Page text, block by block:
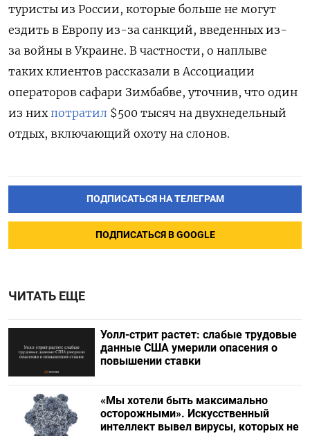
туристы из России, которые больше не могут
ездить в Европу из-за санкций, введенных из-
за войны в Украине. В частности, о наплыве
таких клиентов рассказали в Ассоциации
операторов сафари Зимбабве, уточнив, что один
из них потратил $500 тысяч на двухнедельный
отдых, включающий охоту на слонов.
ПОДПИСАТЬСЯ НА ТЕЛЕГРАМ
ПОДПИСАТЬСЯ В GOOGLE
ЧИТАТЬ ЕЩЕ
Уолл-стрит растет: слабые трудовые
данные США умерили опасения о
повышении ставки
«Мы хотели быть максимально
осторожными». Искусственный
интеллект вывел вирусы, которых не